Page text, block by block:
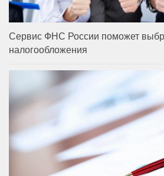
Сервис ФНС России поможет
налогообложения